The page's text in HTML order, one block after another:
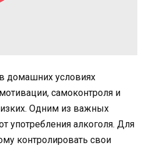
домашних условиях
самоконтроля и
Одним из важных
употребления алкоголя. Для
контролировать свои